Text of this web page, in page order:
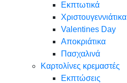
Εκπτωτικά
Χριστουγεννιάτικα
Valentines Day
Αποκριάτικα
Πασχαλινά
Καρτολίνες κρεμαστές
Εκπτώσεις